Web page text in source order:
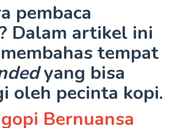
pembaca
Dalam artikel ini
tempat
yang bisa
oleh pecinta kopi.
Bernuansa